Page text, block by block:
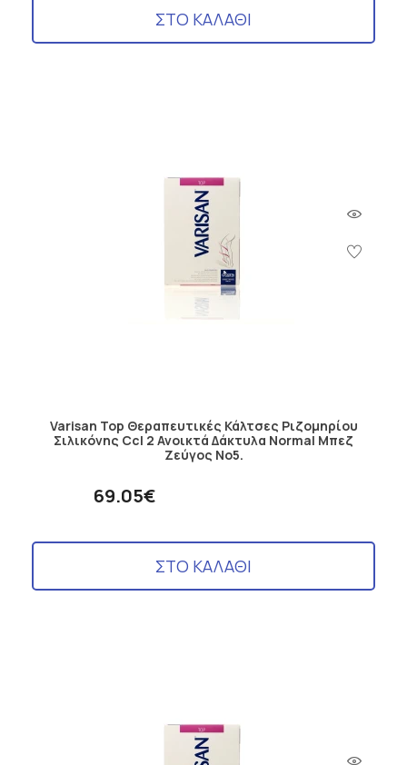
ΣΤΟ ΚΑΛΑΘΙ
Varisan Top Θεραπευτικές Κάλτσες Ριζομηρίου
Σιλικόνης Ccl 2 Ανοικτά Δάκτυλα Normal Μπεζ
Ζεύγος No5.
69.05€
ΣΤΟ ΚΑΛΑΘΙ